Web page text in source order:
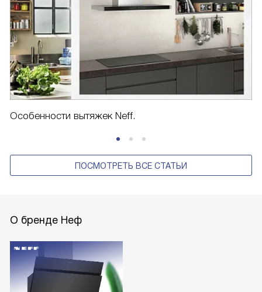
Особенности вытяжек Neff.
ПОСМОТРЕТЬ ВСЕ СТАТЬИ
О бренде Неф